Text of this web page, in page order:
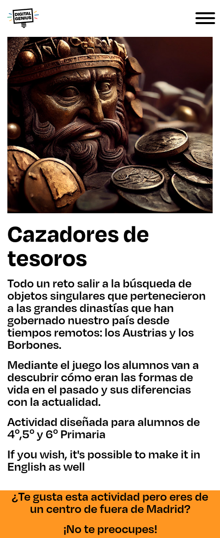
Cazadores de
tesoros
Todo un reto salir a la búsqueda de
objetos singulares que pertenecieron
a las grandes dinastías que han
gobernado nuestro país desde
tiempos remotos: los Austrias y los
Borbones.
Mediante el juego los alumnos van a
descubrir cómo eran las formas de
vida en el pasado y sus diferencias
con la actualidad.
Actividad diseñada para alumnos de
4º,5º y 6º Primaria
If you wish, it's possible to make it in
English as well
¿Te gusta esta actividad pero eres de
un centro de fuera de Madrid?
¡No te preocupes!